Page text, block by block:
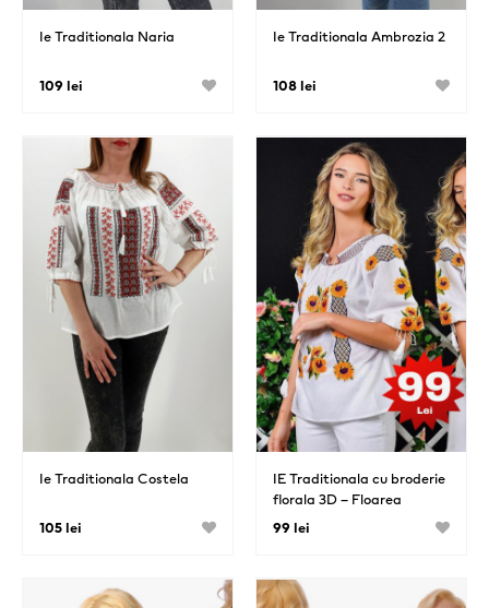
Ie Traditionala Naria
109 lei
Ie Traditionala Ambrozia 2
108 lei
Ie Traditionala Costela
105 lei
IE Traditionala cu broderie
florala 3D – Floarea
Soarelui
99 lei